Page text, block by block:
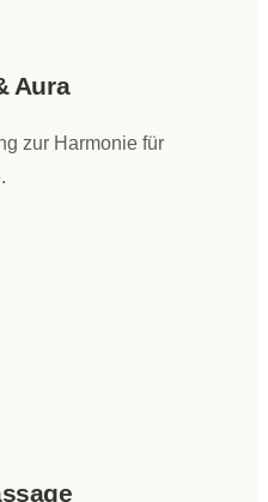
Aura
zur Harmonie für